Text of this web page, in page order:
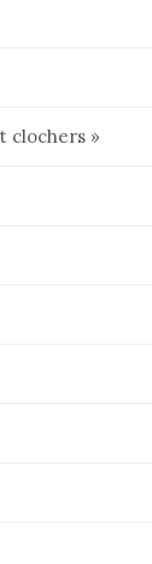
clochers »